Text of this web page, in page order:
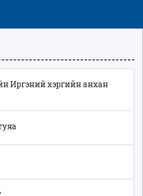
Иргэний хэргийн анхан